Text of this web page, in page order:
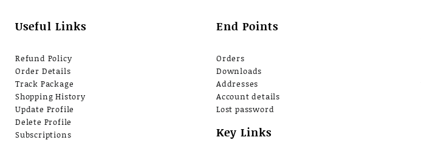
Useful Links
Refund Policy
Order Details
Track Package
Shopping History
Update Profile
Delete Profile
Subscriptions
End Points
Orders
Downloads
Addresses
Account details
Lost password
Key Links